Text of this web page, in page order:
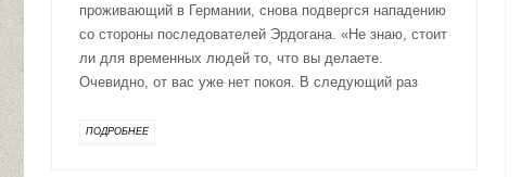
проживающий в Германии, снова подвергся нападению
со стороны последователей Эрдогана. «Не знаю, стоит
ли для временных людей то, что вы делаете.
Очевидно, от вас уже нет покоя. В следующий раз
ПОДРОБНЕЕ